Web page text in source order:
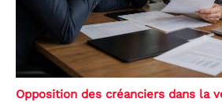
Opposition des créanciers dans la